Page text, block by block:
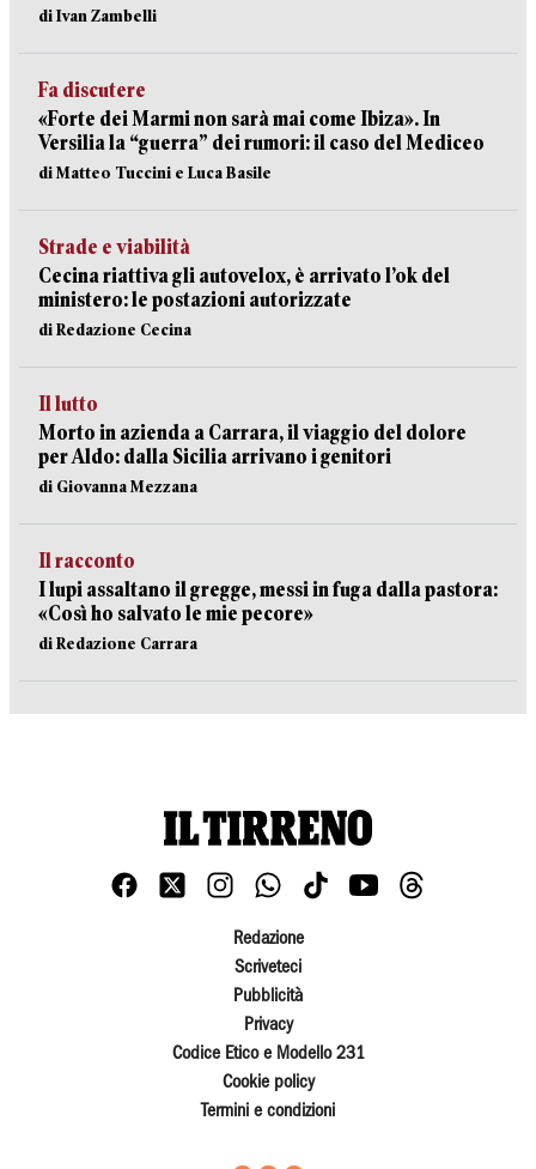
di Ivan Zambelli
Fa discutere
«Forte dei Marmi non sarà mai come Ibiza». In
Versilia la “guerra” dei rumori: il caso del Mediceo
di Matteo Tuccini e Luca Basile
Strade e viabilità
Cecina riattiva gli autovelox, è arrivato l’ok del
ministero: le postazioni autorizzate
di Redazione Cecina
Il lutto
Morto in azienda a Carrara, il viaggio del dolore
per Aldo: dalla Sicilia arrivano i genitori
di Giovanna Mezzana
Il racconto
I lupi assaltano il gregge, messi in fuga dalla pastora:
«Così ho salvato le mie pecore»
di Redazione Carrara
Redazione
Scriveteci
Pubblicità
Privacy
Codice Etico e Modello 231
Cookie policy
Termini e condizioni